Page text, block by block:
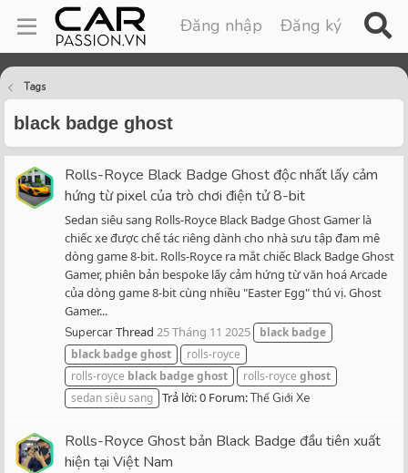
Đăng nhập Đăng ký
Tags
black badge ghost
Rolls-Royce Black Badge Ghost độc nhất lấy cảm
hứng từ pixel của trò chơi điện tử 8-bit
Sedan siêu sang Rolls-Royce Black Badge Ghost Gamer là
chiếc xe được chế tác riêng dành cho nhà sưu tập đam mê
dòng game 8-bit. Rolls-Royce ra mắt chiếc Black Badge Ghost
Gamer, phiên bản bespoke lấy cảm hứng từ văn hoá Arcade
của dòng game 8-bit cùng nhiều "Easter Egg" thú vị. Ghost
Gamer...
SupercarThread 25 Tháng 11 2025 black badge
black badgeghost
rolls-royce
rolls-royce black badgeghost rolls-royce ghost
sedan siêu sang Trả lời: 0 Forum:Thế Giới Xe
Rolls-Royce Ghost bản Black Badge đầu tiên xuất
hiện tại Việt Nam